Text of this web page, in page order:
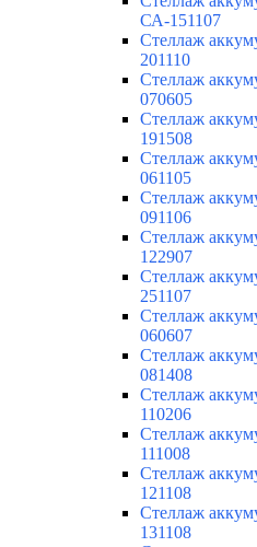
СА-151107
Стеллаж
201110
Стеллаж
070605
Стеллаж
191508
Стеллаж
061105
Стеллаж
091106
Стеллаж
122907
Стеллаж
251107
Стеллаж
060607
Стеллаж
081408
Стеллаж
110206
Стеллаж
111008
Стеллаж
121108
Стеллаж
131108